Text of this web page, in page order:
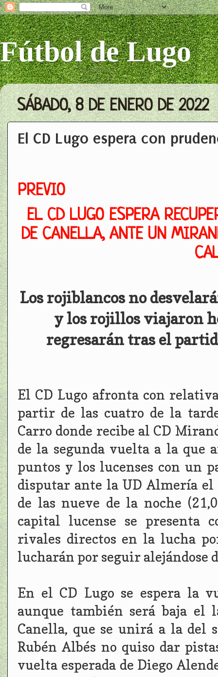
Fútbol de Lugo
SÁBADO, 8 DE ENERO DE 2022
El CD Lugo espera con
PREVIO
EL CD LUGO ESPERA
DE CANELLA, ANTE UN
Los rojiblancos no
y los rojillos viajaron
regresarán tras el
El CD Lugo afronta con
partir de las cuatro de la
Carro donde recibe al CD
de la segunda vuelta a la que
puntos y los lucenses con un
disputar ante la UD Almería
de las nueve de la noche
capital lucense se presenta
rivales directos en la lucha
lucharán por seguir alejándose
En el CD Lugo se espera la
aunque también será baja el
Canella, que se unirá a la del
Rubén Albés no quiso dar
vuelta esperada de Diego